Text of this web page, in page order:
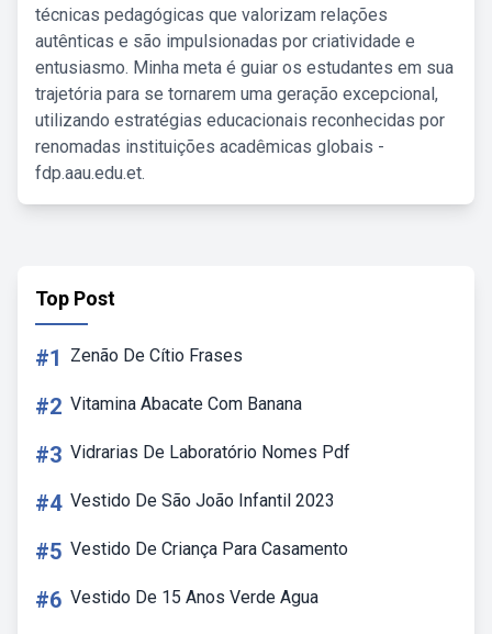
técnicas pedagógicas que valorizam relações
autênticas e são impulsionadas por criatividade e
entusiasmo. Minha meta é guiar os estudantes em sua
trajetória para se tornarem uma geração excepcional,
utilizando estratégias educacionais reconhecidas por
renomadas instituições acadêmicas globais -
fdp.aau.edu.et.
Top Post
#1 Zenão De Cítio Frases
#2 Vitamina Abacate Com Banana
#3 Vidrarias De Laboratório Nomes Pdf
#4 Vestido De São João Infantil 2023
#5 Vestido De Criança Para Casamento
#6 Vestido De 15 Anos Verde Agua